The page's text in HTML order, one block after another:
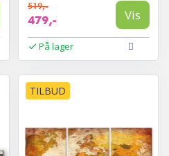
519,-
479,- Vis
På lager
TILBUD